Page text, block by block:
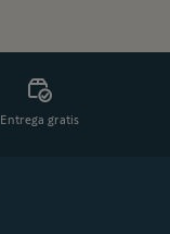
Entrega gratis